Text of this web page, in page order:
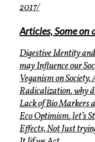
2017/
Articles, Some on
Digestive Identity
may Influence our
Veganism on
Radicalization, why
Lack of Bio Markers
Eco Optimism, let’s
Effects, Not Just